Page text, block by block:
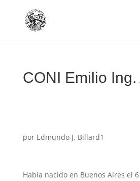
CONI Emilio Ing.
por Edmundo J. Billard1
Había nacido en Buenos Aires el